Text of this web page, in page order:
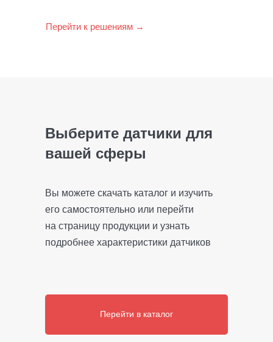
Перейти к решениям →
Выберите датчики для
вашей сферы
Перейти в каталог
Вы можете скачать каталог и изучить
его самостоятельно или перейти
на страницу продукции и узнать
подробнее характеристики датчиков